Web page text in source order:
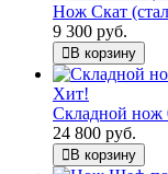
Нож Скат
9 300 руб.
В корзину
Хит!
Складной нож
24 800 руб.
В корзину